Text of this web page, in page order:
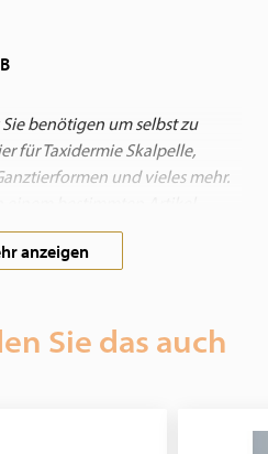
benötigen um selbst zu
für Taxidermie Skalpelle,
und vieles mehr.
auf.
anzeigen
Sie das auch